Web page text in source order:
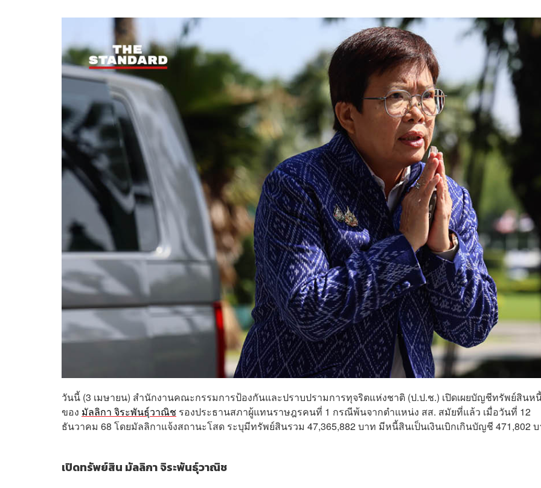
วันนี้ (3 เมษายน) สำนักงานคณะกรรมการป้องกันและปราบปรามการทุจริตแห่งชาติ (ป.ป.ช.) เปิดเผยบัญชีทรัพย์สินห
ของ มัลลิกา จิระพันธุ์วาณิช รองประธานสภาผู้แทนราษฎรคนที่ 1 กรณีพ้นจากตำแหน่ง สส. สมัยที่แล้ว เมื่อวันที่ 12
ธันวาคม 68 โดยมัลลิกาแจ้งสถานะโสด ระบุมีทรัพย์สินรวม 47,365,882 บาท มีหนี้สินเป็นเงินเบิกเกินบัญชี 471,802
เปิดทรัพย์สิน มัลลิกา จิระพันธุ์วาณิช